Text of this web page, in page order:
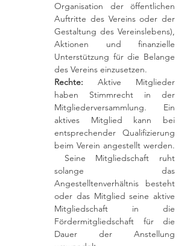
Organisation der öffentlichen
Auftritte des Vereins oder der
Gestaltung des Vereinslebens),
Aktionen und finanzielle
Unterstützung für die Belange
des Vereins einzusetzen.
Rechte: Aktive Mitglieder
haben Stimmrecht in der
Mitgliederversammlung. Ein
aktives Mitglied kann bei
entsprechender Qualifizierung
beim Verein angestellt werden.
Seine Mitgliedschaft ruht
solange das
Angestelltenverhältnis besteht
oder das Mitglied seine aktive
Mitgliedschaft in die
Fördermitgliedschaft für die
Dauer der Anstellung